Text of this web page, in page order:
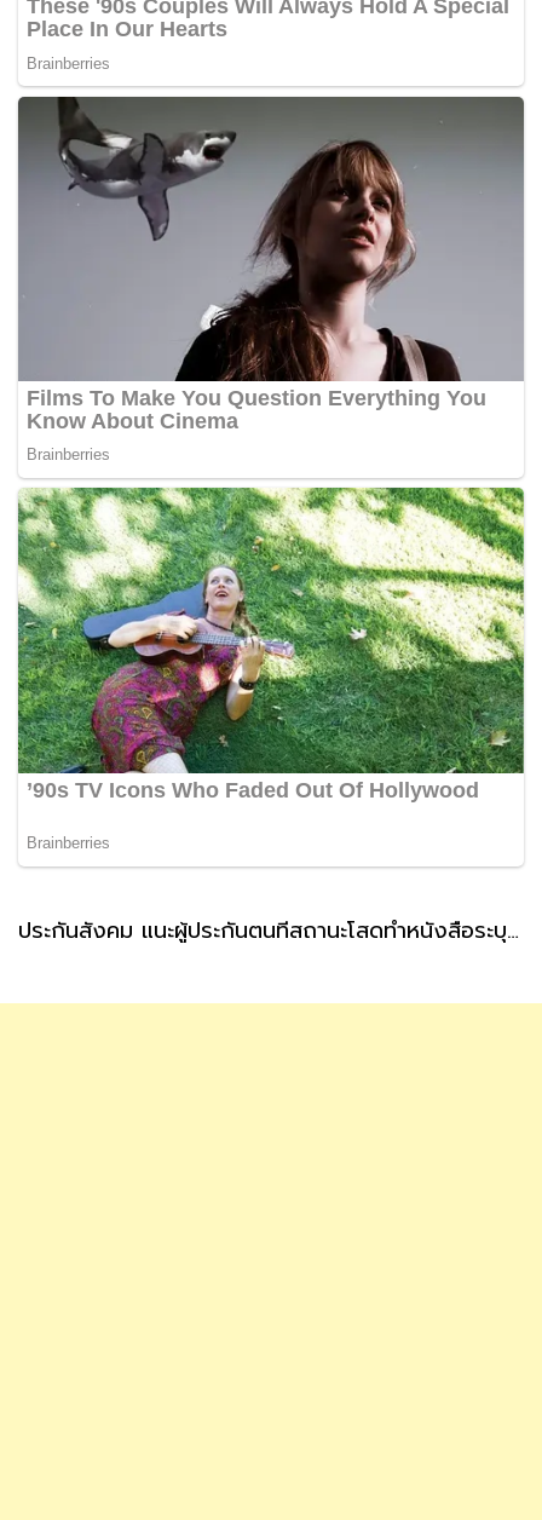
ประกันสังคม แนะผู้ประกันตนที่สถานะโสดทำหนังสือระบุผู้รับเงินสงเคราะห์ กรณีตายล่วงหน้า